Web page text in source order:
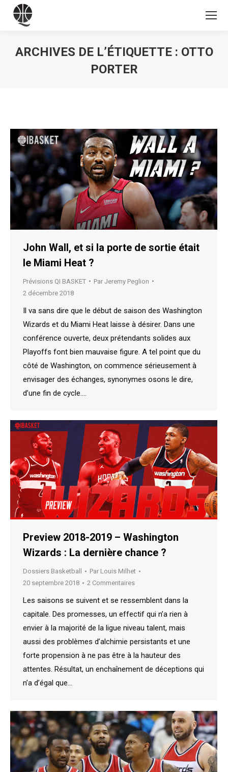
ARCHIVES DE L’ÉTIQUETTE : OTTO
PORTER
John Wall, et si la porte de sortie était
le Miami Heat ?
Prévisions QI BASKET Par Jeremy Peglion
2 décembre 2018
Il va sans dire que le début de saison des Washington
Wizards et du Miami Heat laisse à désirer. Dans une
conférence ouverte, deux prétendants solides aux
Playoffs font bien mauvaise figure. A tel point que du
côté de Washington, on commence sérieusement à
envisager des échanges, synonymes osons le dire,
d’une fin de cycle.…
Preview 2018-2019 – Washington
Wizards : La dernière chance ?
Dossiers Basketball Par Louis Milhet
20 septembre 2018
2 Commentaires
Les saisons se suivent et se ressemblent dans la
capitale. Des promesses, un effectif qui n’a rien à
envier à la majorité de la ligue niveau talent, mais
aussi des problèmes d’alchimie persistants et une
forte propension à ne pas être à la hauteur des
attentes. Résultat, un enchaînement de déceptions qui
n’a d’égal que…